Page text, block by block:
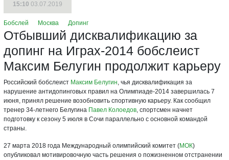
15:10 03.07.2019
Бобслей Москва Допинг
Отбывший дисквалификацию за
допинг на Играх-2014 бобслеист
Максим Белугин продолжит карьеру
Российский бобслеист Максим Белугин, чья дисквалификация за
нарушение антидопинговых правил на Олимпиаде-2014 завершилась 7
июня, принял решение возобновить спортивную карьеру. Как сообщил
тренер 34-летнего Белугина Павел Колоедов, спортсмен начнет
подготовку к сезону 5 июля в Сочи параллельно с основной командой
страны.
27 марта 2018 года Международный олимпийский комитет (МОК)
опубликовал мотивировочную часть решения о пожизненном отстранении